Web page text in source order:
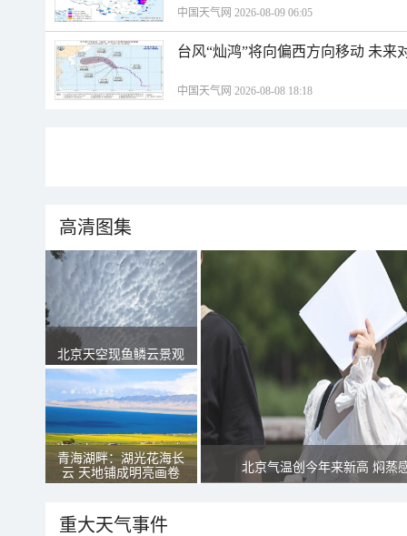
中国天气网 2026-08-09 06:05
台风“灿鸿”将向偏西方向移动 未来
中国天气网 2026-08-08 18:18
高清图集
北京天空现鱼鳞云景观
青海湖畔：湖光花海长
云 天地铺成明亮画卷
北京气温创今年来新高 焖蒸
重大天气事件